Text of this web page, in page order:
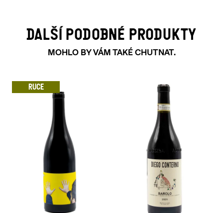
DALŠÍ PODOBNÉ PRODUKTY
MOHLO BY VÁM TAKÉ CHUTNAT.
RUCE